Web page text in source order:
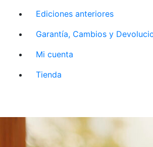
Ediciones anteriores
Garantía, Cambios y
Mi cuenta
Tienda